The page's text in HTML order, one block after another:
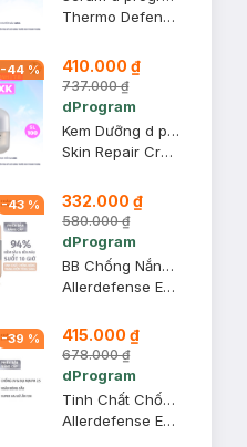
Thermo Defense Serum
-44% 410.000 ₫
737.000 ₫
dProgram
Kem Dưỡng d program Hỗ Trợ Phục Hồi Da 45g
Skin Repair Cream
-43 % 332.000 ₫
580.000 ₫
dProgram
BB Chống Nắng Trang Điểm d program Tông Sáng 30ml
Allerdefense Essence BB Light SPF50+ PA+++
-39 % 415.000 ₫
678.000 ₫
dProgram
Tinh Chất Chống Nắng d program Kiềm Dầu SPF 50 PA+++ 40ml
Allerdefense Essence N